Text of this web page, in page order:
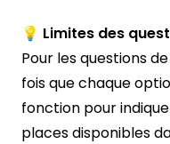
💡 Limites des
Pour les questions
fois que chaque
fonction pour
places disponibles